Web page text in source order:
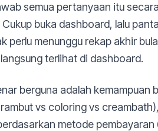
semua pertanyaan itu
buka dashboard, lalu
perlu menunggu rekap akhir
terlihat di dashboard.
berguna adalah
vs coloring vs
metode